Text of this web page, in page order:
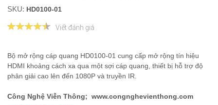
SKU: HD0100-01
Viết đánh giá
Bộ mở rộng cáp quang HD0100-01 cung cấp mở rộng tín hiệu
HDMI khoảng cách xa qua một sợi cáp quang, thiết bị hỗ trợ độ
phân giải cao lên đến 1080P và truyền IR.
Công Nghệ Viễn Thông; www.congnghevienthong.com